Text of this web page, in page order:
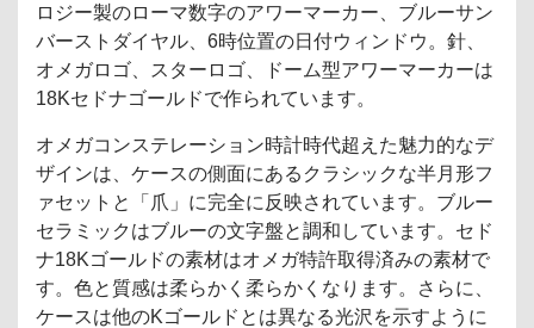
ロジー製のローマ数字のアワーマーカー、ブルーサン
バーストダイヤル、6時位置の日付ウィンドウ。針、
オメガロゴ、スターロゴ、ドーム型アワーマーカーは
18Kセドナゴールドで作られています。
オメガコンステレーション時計時代超えた魅力的なデ
ザインは、ケースの側面にあるクラシックな半月形フ
ァセットと「爪」に完全に反映されています。ブルー
セラミックはブルーの文字盤と調和しています。セド
ナ18Kゴールドの素材はオメガ特許取得済みの素材で
す。色と質感は柔らかく柔らかくなります。さらに、
ケースは他のKゴールドとは異なる光沢を示すように